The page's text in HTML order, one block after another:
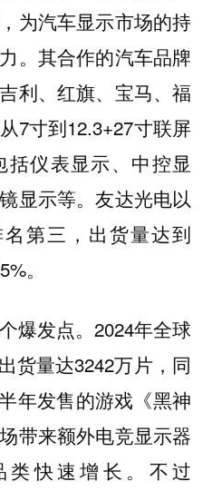
为汽车显示市场的持
。其合作的汽车品牌
利、红旗、宝马、福
7寸到12.3+27寸联屏
仪表显示、中控显
显示等‌。友达光电以
第三，出货量达到
。
爆发点。 2024年全球
货量达3242万片，同
年发售的游戏《黑神
带来额外电竞显示器
类快速增长。不过